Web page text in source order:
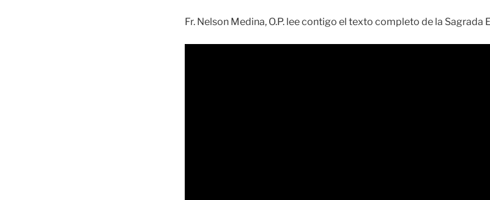
Fr. Nelson Medina, O.P. lee contigo el texto completo de la Sagrada